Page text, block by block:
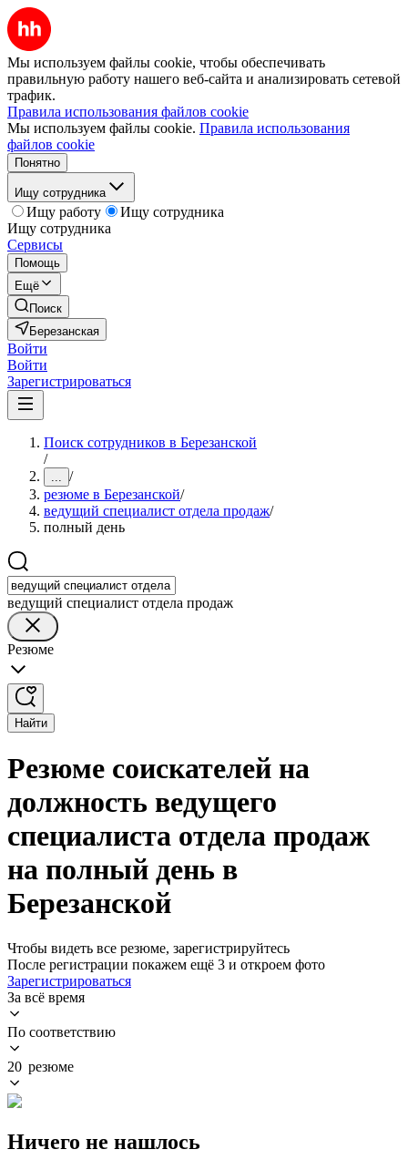
Мы используем файлы cookie, чтобы обеспечивать
правильную работу нашего веб-сайта и анализировать сетевой
трафик.
Правила использования файлов cookie
Мы используем файлы cookie. Правила использования
файлов cookie
Понятно
Ищу сотрудника
Ищу работу
Ищу сотрудника
Ищу сотрудника
Сервисы
Помощь
Ещё
Поиск
Березанская
Войти
Войти
Зарегистрироваться
Поиск сотрудников в Березанской
/
... /
резюме в Березанской/
ведущий специалист отдела продаж/
полный день
ведущий специалист отдела продаж
Резюме
Найти
Резюме соискателей на
должность ведущего
специалиста отдела продаж
на полный день в
Березанской
Чтобы видеть все резюме, зарегистрируйтесь
После регистрации покажем ещё 3 и откроем фото
Зарегистрироваться
За всё время
По соответствию
20 резюме
Ничего не нашлось